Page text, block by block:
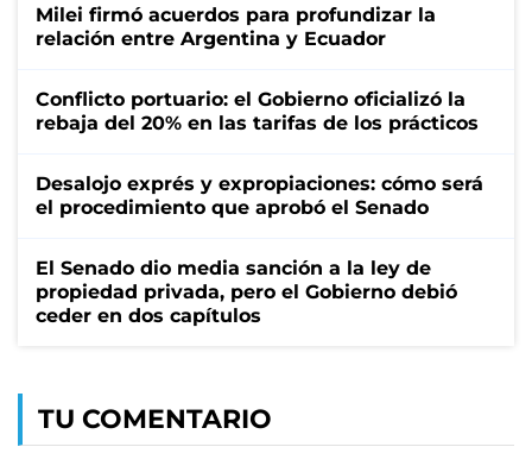
Milei firmó acuerdos para profundizar la
relación entre Argentina y Ecuador
Conflicto portuario: el Gobierno oficializó la
rebaja del 20% en las tarifas de los prácticos
Desalojo exprés y expropiaciones: cómo será
el procedimiento que aprobó el Senado
El Senado dio media sanción a la ley de
propiedad privada, pero el Gobierno debió
ceder en dos capítulos
TU COMENTARIO